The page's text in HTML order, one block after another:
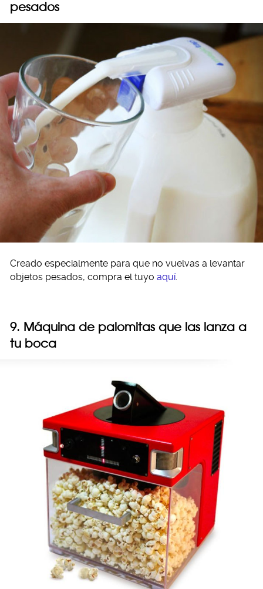
pesados
Creado especialmente para que no vuelvas a levantar
objetos pesados, compra el tuyo aquí.
9. Máquina de palomitas que las lanza a
tu boca